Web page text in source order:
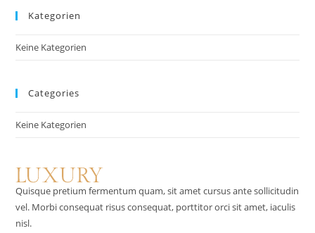
Kategorien
Keine Kategorien
Categories
Keine Kategorien
Quisque pretium fermentum quam, sit amet cursus ante sollicitudin
vel. Morbi consequat risus consequat, porttitor orci sit amet, iaculis
nisl.